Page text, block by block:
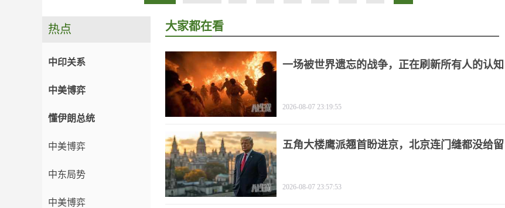
热点
中印关系
中美博弈
懂伊朗总统
中美博弈
中东局势
中美博弈
大家都在看
一场被世界遗忘的战争，正在刷新所有人的认知
2026-08-07 23:19:55
五角大楼鹰派翘首盼进京，北京连门缝都没给留
2026-08-07 23:57:53